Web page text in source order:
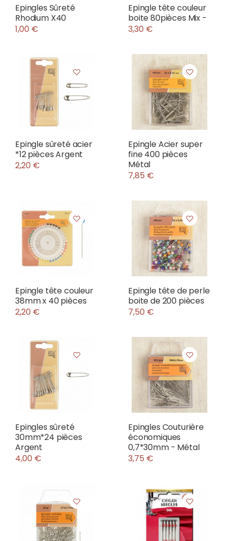
Epingles Sûreté
Rhodium X40
1,00 €
Epingle tête couleur
boite 80pièces Mix -
3,30 €
Epingle sûreté acier
*12 pièces Argent
2,20 €
Epingle Acier super
fine 400 pièces
Métal
7,85 €
Epingle tête couleur
38mm x 40 pièces
2,20 €
Epingle tête de perle
boite de 200 pièces
7,50 €
Epingles sûreté
30mm*24 pièces
Argent
4,00 €
Epingles Couturière
économiques
0,7*30mm - Métal
3,75 €